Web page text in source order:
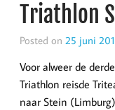
Triathlon
Posted on 25 juni
Voor alweer de
Triathlon reisde
naar Stein